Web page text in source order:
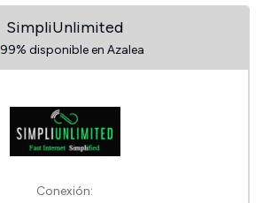
SimpliUnlimited
99% disponible en Azalea
Conexión: